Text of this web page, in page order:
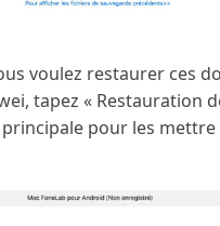
voulez restaurer ces
tapez « Restauration
pour les mettre